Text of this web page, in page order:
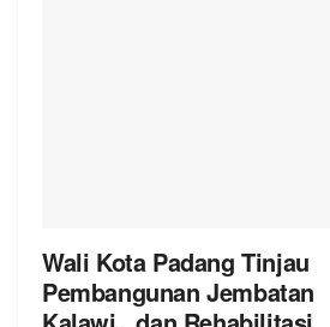
Wali Kota Padang Tinjau
Pembangunan Jembatan